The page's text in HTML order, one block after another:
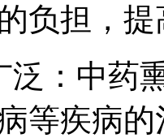
负担，
泛：中药
等疾病